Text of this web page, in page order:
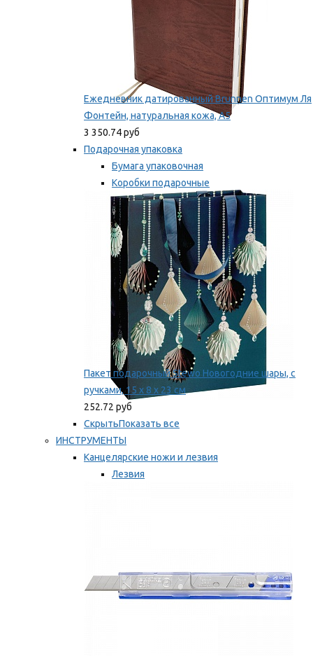
Ежедневник датированный Brunnen Оптимум Ля
Фонтейн, натуральная кожа, А5
3 350.74 руб
Подарочная упаковка
Бумага упаковочная
Коробки подарочные
Ленты, бобины
Мы рекомендуем
Пакет подарочный Stewo Новогодние шары, с
ручками, 15 х 8 х 23 см
252.72 руб
СкрытьПоказать все
ИНСТРУМЕНТЫ
Канцелярские ножи и лезвия
Лезвия